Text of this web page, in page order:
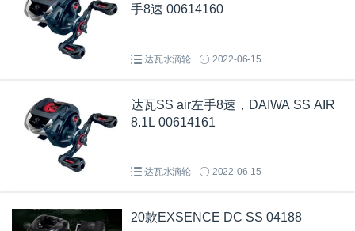
手8速 00614160
达瓦水滴轮 2022-06-15
达瓦SS air左手8速，DAIWA SS AIR
8.1L 00614161
达瓦水滴轮 2022-06-15
20款EXSENCE DC SS 04188